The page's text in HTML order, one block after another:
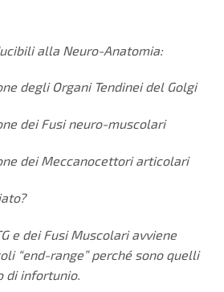
alla Neuro-Anatomia:
degli Organi Tendinei del Golgi
dei Fusi neuro-muscolari
dei Meccanocettori articolari
e dei Fusi Muscolari avviene
“end-range” perché sono quelli
di infortunio.